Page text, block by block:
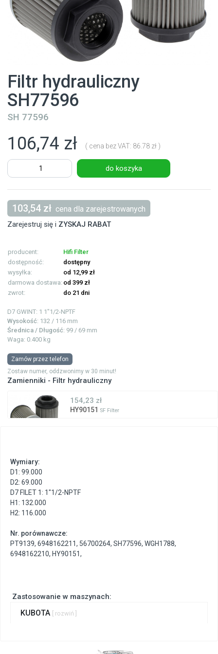
Filtr hydrauliczny
SH77596
SH 77596
106,74 zł ( cena bez VAT: 86.78 zł )
do koszyka
103,54 zł cena dla zarejestrowanych
Zarejestruj się i ZYSKAJ RABAT
producent:
Hifi Filter
dostępność:
dostępny
wysyłka:
od 12,99 zł
darmowa dostawa: od 399 zł
zwrot:
do 21 dni
D7 GWINT: 1 1"1/2-NPTF
Wysokość: 132 / 116 mm
Średnica / Długość: 99 / 69 mm
Waga: 0.400 kg
Zamów przez telefon
Zostaw numer, oddzwonimy w 30 minut!
Zamienniki - Filtr hydrauliczny
154,23 zł
HY90151 SF Filter
Zastosowanie w maszynach:
KUBOTA [ rozwiń ]
Wymiary:
D1: 99.000
D2: 69.000
D7 FILET 1: 1"1/2-NPTF
H1: 132.000
H2: 116.000
Nr. porównawcze:
PT9139, 6948162211, 56700264, SH77596, WGH1788,
6948162210, HY90151,